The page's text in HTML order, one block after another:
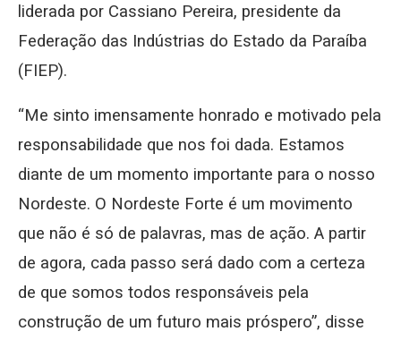
liderada por Cassiano Pereira, presidente da
Federação das Indústrias do Estado da Paraíba
(FIEP).
“Me sinto imensamente honrado e motivado pela
responsabilidade que nos foi dada. Estamos
diante de um momento importante para o nosso
Nordeste. O Nordeste Forte é um movimento
que não é só de palavras, mas de ação. A partir
de agora, cada passo será dado com a certeza
de que somos todos responsáveis pela
construção de um futuro mais próspero”, disse